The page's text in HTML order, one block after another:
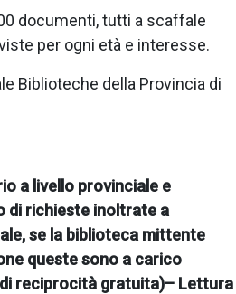
documenti, tutti a scaffale
per ogni età e interesse.
Biblioteche della Provincia di
a livello provinciale e
di richieste inoltrate a
se la biblioteca mittente
queste sono a carico
reciprocità gratuita)– Lettura